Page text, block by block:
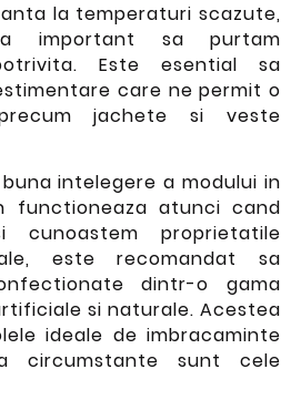
la temperaturi scazute,
important sa purtam
Este esential sa
care ne permit o
jachete si veste
intelegere a modului in
functioneaza atunci cand
proprietatile
este recomandat sa
dintr-o gama
si naturale. Acestea
ideale de imbracaminte
circumstante sunt cele